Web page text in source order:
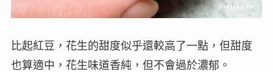
比起紅豆，花生的甜度似乎還較高了一點，但甜度
也算適中，花生味道香純，但不會過於濃郁。